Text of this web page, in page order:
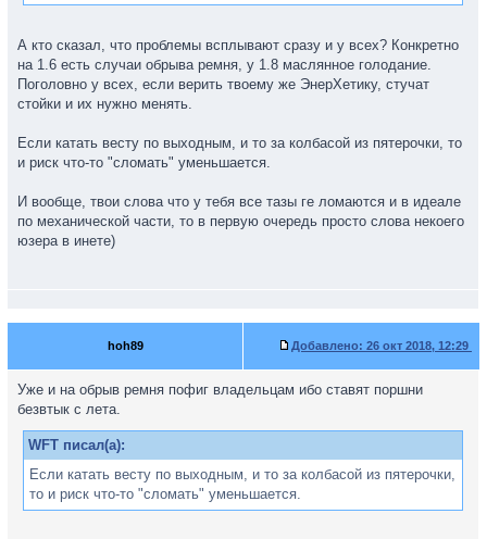
А кто сказал, что проблемы всплывают сразу и у всех? Конкретно
на 1.6 есть случаи обрыва ремня, у 1.8 маслянное голодание.
Поголовно у всех, если верить твоему же ЭнерХетику, стучат
стойки и их нужно менять.
Если катать весту по выходным, и то за колбасой из пятерочки, то
и риск что-то "сломать" уменьшается.
И вообще, твои слова что у тебя все тазы ге ломаются и в идеале
по механической части, то в первую очередь просто слова некоего
юзера в инете)
hoh89 Добавлено: 26 окт 2018, 12:29
Уже и на обрыв ремня пофиг владельцам ибо ставят поршни
безвтык с лета.
WFT писал(а):
Если катать весту по выходным, и то за колбасой из пятерочки,
то и риск что-то "сломать" уменьшается.